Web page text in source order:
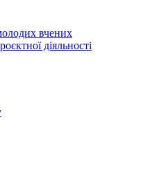
вчених
діяльності